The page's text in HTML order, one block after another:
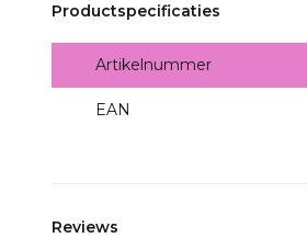
Productspecificaties
Artikelnummer
EAN
Reviews